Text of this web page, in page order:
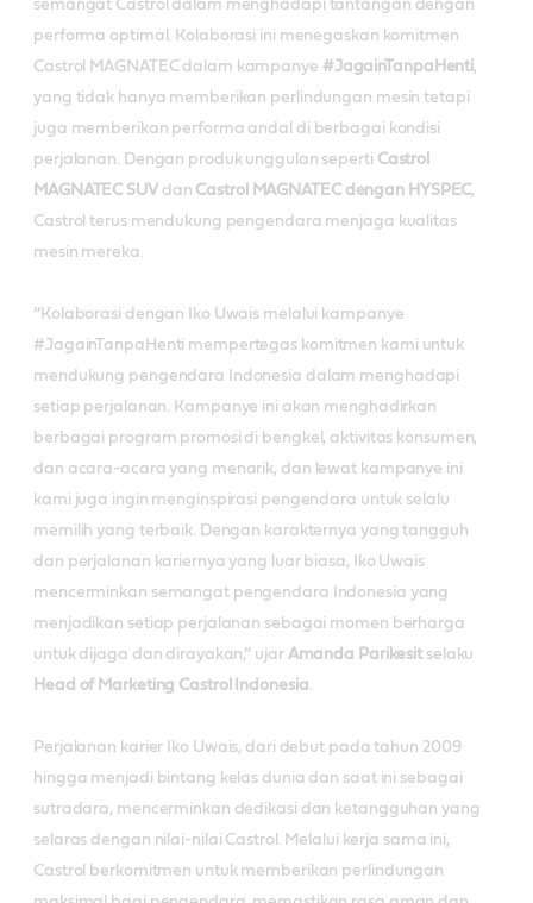
semangat Castrol dalam menghadapi tantangan dengan
performa optimal. Kolaborasi ini menegaskan komitmen
Castrol MAGNATEC dalam kampanye #JagainTanpaHenti,
yang tidak hanya memberikan perlindungan mesin tetapi
juga memberikan performa andal di berbagai kondisi
perjalanan. Dengan produk unggulan seperti Castrol
MAGNATEC SUVdan Castrol MAGNATEC dengan HYSPEC,
Castrol terus mendukung pengendara menjaga kualitas
mesin mereka.
“Kolaborasi dengan Iko Uwais melalui kampanye
#JagainTanpaHenti mempertegas komitmen kami untuk
mendukung pengendara Indonesia dalam menghadapi
setiap perjalanan. Kampanye ini akan menghadirkan
berbagai program promosi di bengkel, aktivitas konsumen,
dan acara-acara yang menarik, dan lewat kampanye ini
kami juga ingin menginspirasi pengendara untuk selalu
memilih yang terbaik. Dengan karakternya yang tangguh
dan perjalanan kariernya yang luar biasa, Iko Uwais
mencerminkan semangat pengendara Indonesia yang
menjadikan setiap perjalanan sebagai momen berharga
untuk dijaga dan dirayakan,” ujar Amanda Parikesitselaku
Head of Marketing Castrol Indonesia
Perjalanan karier Iko Uwais, dari debut pada tahun 2009
hingga menjadi bintang kelas dunia dan saat ini sebagai
sutradara, mencerminkan dedikasi dan ketangguhan yang
selaras dengan nilai-nilai Castrol. Melalui kerja sama ini,
Castrol berkomitmen untuk memberikan perlindungan